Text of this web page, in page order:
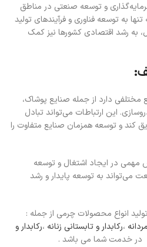
و توسعه صنعتی در مناطق
به توسعه فناوری و فرآیندهای تولید
به رشد اقتصادی کشورها نیز کمک
مختلفی دارد از جمله صنایع پوشاک،
این ارتباطات می‌تواند تبادل
کند و توسعه همزمان صنایع متفاوت را
در ایجاد اشتغال و توسعه
می‌تواند به توسعه پایدار و رشد
انواع محصولات چرمی از جمله :
،رکابدار و تابستانی زنانه ،رکابدار و
در خدمت شما می باشد .